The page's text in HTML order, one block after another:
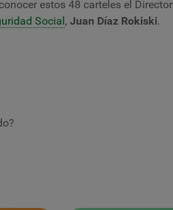
estos 48 carteles el Director
Social, Juan Díaz Rokiski.